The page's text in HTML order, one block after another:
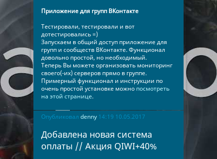
Приложение для групп ВКонтакте
Тестировали, тестировали и вот
дотестировались =)
Запускаем в общий доступ приложение для
групп и сообществ ВКонтакте. Функционал
довольно простой, но необходимый.
Теперь Вы можете организовать мониторинг
своего(-их) серверов прямо в группе.
Примерный функционал и инструкции по
очень простой установке можно посмотреть
на этой странице.
Опубликовал denny 14:19 10.05.2017
Добавлена новая система
оплаты // Акция QIWI+40%